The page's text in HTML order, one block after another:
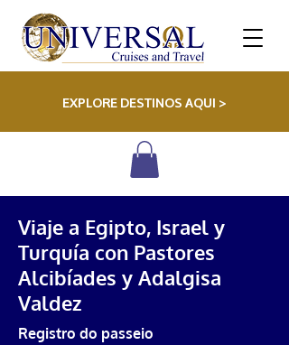
EXPLORE DESTINOS AQUI >
Viaje a Egipto, Israel y
Turquía con Pastores
Alcibíades y Adalgisa
Valdez
Registro do passeio